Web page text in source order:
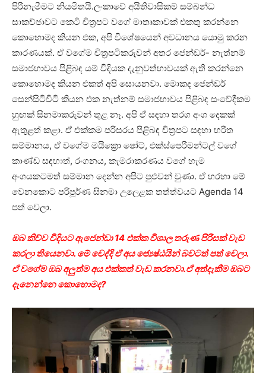
පිරිනැමීමට නියමිතයි.ලංකාවේ අයිතිවාසිකම් සම්බන්ධ
සාකච්ඡාවට කෙටි චිත්‍රපට වගේ මාතෘකාවක් එකතු කරන්නෙ
කොහොමද කියන එක, අපි විශේෂයෙන් අවධානය යොමු කරන
කාරණයක්. ඒ වගේම චිත්‍රපටිකරුවන් අතර ජෙන්ඩර්- නැත්නම්
සමාජභාවය පිළිබඳ යම් විදියක දැනුවත්භාවයක් ඇති කරන්නෙ
කොහොමද කියන එකත් අපි සොයනවා. මොකද ජෙන්ඩර්
සෙන්සිටිවිටි කියන එක නැත්නම් සමාජභාවය පිළිබඳ සංවේදීකම
හුඟක් සිනමාකරුවන් තුළ නෑ. අපි ඒ සඳහා තරග අංශ දෙකක්
ඇතුළත් කළා. ඒ එක්කම පරිසරය පිළිබඳ චිත්‍රපට සඳහා හරිත
සම්මානය, ඒ වගේම මයික්‍රො ෂෝට්, එක්ස්පෙරිමන්ටල් වගේ
කාණ්ඩ සඳහාත්, රංගනය, කැමරාකරණය වගේ හැම
අංශයකටමත් සම්මාන දෙන්න අපිට පුළුවන් වුණා. ඒ හරහා මේ
වෙනකොට පරිපූර්ණ සිනමා උලෙළක තත්ත්වයට Agenda 14
පත් වෙලා.
ඔබ කිව්ව විදියට ඇජෙන්ඩා 14 එක්ක විශාල තරුණ පිරිසක් වැඩ
කරලා තියෙනවා. මේ වෙද්දි ඒ අය ජ්‍යෙෂ්ඨයින් බවටත් පත් වෙලා.
ඒ වගේම ඔබ අලුත්ම අය එක්කත් වැඩ කරනවා.ඒ අත්දැකීම ඔබට
දැනෙන්නෙ කොහොමද?